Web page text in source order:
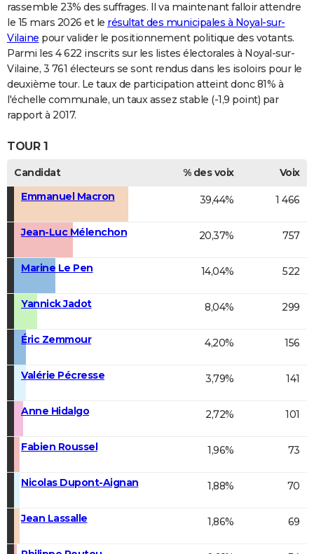
rassemble 23% des suffrages. Il va maintenant falloir attendre
le 15 mars 2026 et le résultat des municipales à Noyal-sur-
Vilaine pour valider le positionnement politique des votants.
Parmi les 4 622 inscrits sur les listes électorales à Noyal-sur-
Vilaine, 3 761 électeurs se sont rendus dans les isoloirs pour le
deuxième tour. Le taux de participation atteint donc 81% à
l'échelle communale, un taux assez stable (-1,9 point) par
rapport à 2017.
TOUR 1
Candidat % des voix
Voix
Emmanuel Macron
39,44% 1 466
Jean-Luc Mélenchon 20,37% 757
Marine Le Pen 14,04% 522
Yannick Jadot 8,04% 299
Éric Zemmour 4,20% 156
Valérie Pécresse 3,79% 141
Anne Hidalgo 2,72% 101
Fabien Roussel 1,96% 73
Nicolas Dupont-Aignan 1,88% 70
Jean Lassalle 1,86% 69